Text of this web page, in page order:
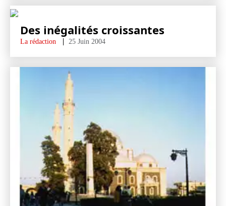
Des inégalités croissantes
La rédaction 25 Juin 2004